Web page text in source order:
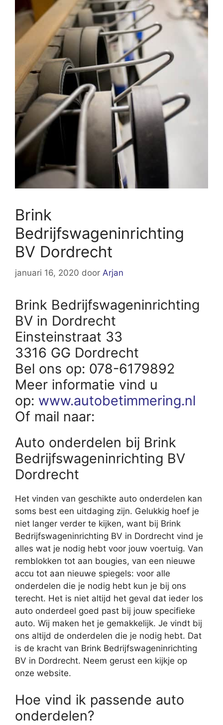
Brink
Bedrijfswageninrichting
BV Dordrecht
januari 16, 2020 door Arjan
Brink Bedrijfswageninrichting
BV in Dordrecht
Einsteinstraat 33
3316 GG Dordrecht
Bel ons op: 078-6179892
Meer informatie vind u
op: www.autobetimmering.nl
Of mail naar:
Auto onderdelen bij Brink
Bedrijfswageninrichting BV
Dordrecht
Het vinden van geschikte auto onderdelen kan
soms best een uitdaging zijn. Gelukkig hoef je
niet langer verder te kijken, want bij Brink
Bedrijfswageninrichting BV in Dordrecht vind je
alles wat je nodig hebt voor jouw voertuig. Van
remblokken tot aan bougies, van een nieuwe
accu tot aan nieuwe spiegels: voor alle
onderdelen die je nodig hebt kun je bij ons
terecht. Het is niet altijd het geval dat ieder los
auto onderdeel goed past bij jouw specifieke
auto. Wij maken het je gemakkelijk. Je vindt bij
ons altijd de onderdelen die je nodig hebt. Dat
is de kracht van Brink Bedrijfswageninrichting
BV in Dordrecht. Neem gerust een kijkje op
onze website.
Hoe vind ik passende auto
onderdelen?